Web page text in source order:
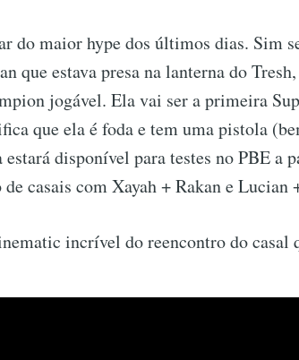
do maior hype dos últimos dias. Sim
que estava presa na lanterna do
jogável. Ela vai ser a primeira
que ela é foda e tem uma pistola
estará disponível para testes no PBE a
casais com Xayah + Rakan e Lucian
incrível do reencontro do casal